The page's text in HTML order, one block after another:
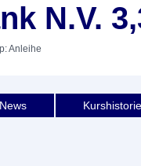
N.V.
Anleihe
News Kurshistorie